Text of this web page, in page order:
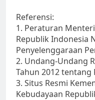
Referensi:
1. Peraturan
Republik Indonesia
Penyelenggaraan
2. Undang-Undang
Tahun 2012 tentang
3. Situs Resmi
Kebudayaan